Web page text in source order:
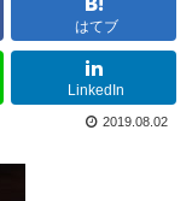
はてブ
LinkedIn
2019.08.02